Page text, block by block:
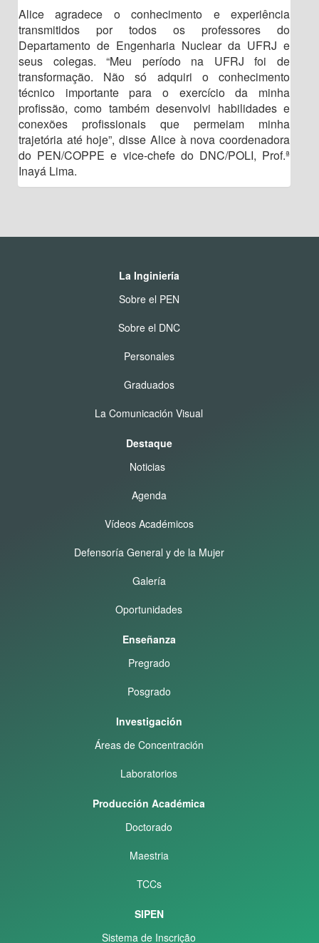
Alice agradece o conhecimento e experiência
transmitidos por todos os professores do
Departamento de Engenharia Nuclear da UFRJ e
seus colegas. “Meu período na UFRJ foi de
transformação. Não só adquiri o conhecimento
técnico importante para o exercício da minha
profissão, como também desenvolvi habilidades e
conexões profissionais que permeiam minha
trajetória até hoje”, disse Alice à nova coordenadora
do PEN/COPPE e vice-chefe do DNC/POLI, Prof.ª
Inayá Lima.
La Inginiería
Sobre el PEN
Sobre el DNC
Personales
Graduados
La Comunicación Visual
Destaque
Noticias
Agenda
Vídeos Académicos
Defensoría General y de la Mujer
Galería
Oportunidades
Enseñanza
Pregrado
Posgrado
Investigación
Áreas de Concentración
Laboratorios
Producción Académica
Doctorado
Maestria
TCCs
SIPEN
Sistema de Inscrição